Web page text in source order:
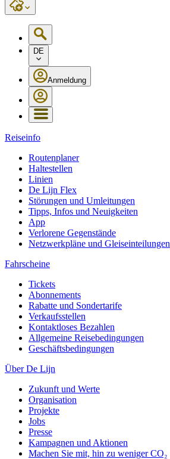
DE
Anmeldung
Reiseinfo
Routenplaner
Haltestellen
Linien
De Lijn Flex
Störungen und Umleitungen
Tipps, Infos und Neuigkeiten
App
Verlorene Gegenstände
Netzwerkpläne und Gleiseinteilungen
Fahrscheine
Tickets
Abonnements
Rabatte und Sondertarife
Verkaufsstellen
Kontaktloses Bezahlen
Allgemeine Reisebedingungen
Geschäftsbedingungen
Über De Lijn
Zukunft und Werte
Organisation
Projekte
Jobs
Presse
Kampagnen und Aktionen
Machen Sie mit, hin zu weniger CO₂